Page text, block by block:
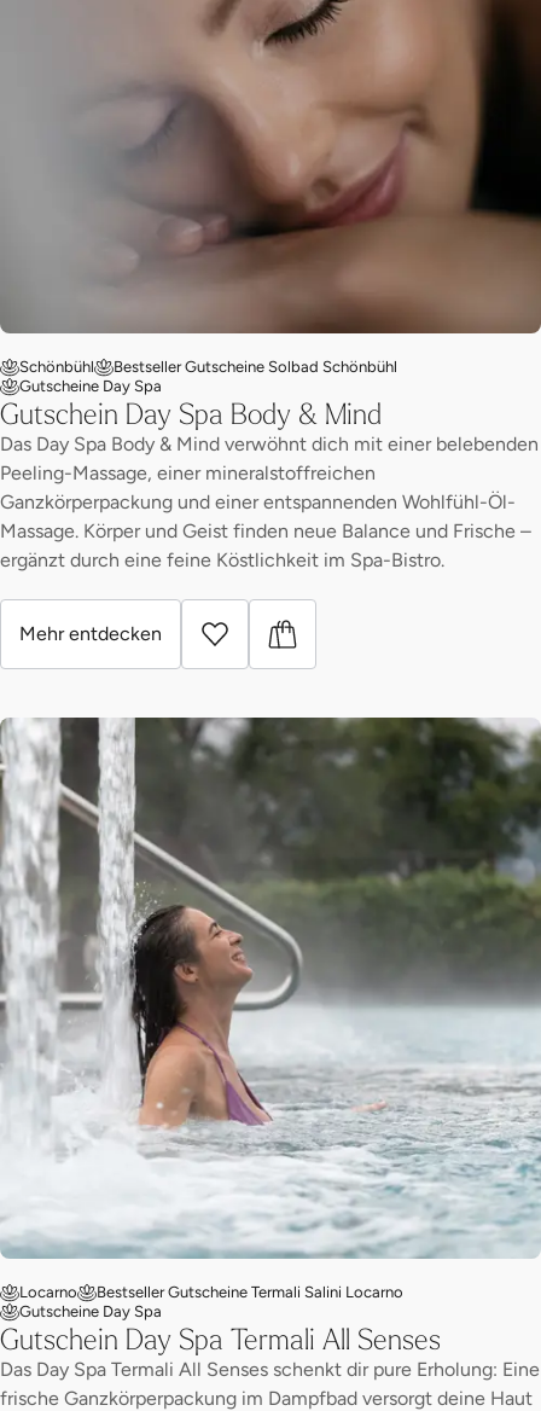
Schönbühl
Bestseller Gutscheine Solbad Schönbühl
Gutscheine Day Spa
Gutschein Day Spa Body & Mind
Das Day Spa Body & Mind verwöhnt dich mit einer belebenden
Peeling-Massage, einer mineralstoffreichen
Ganzkörperpackung und einer entspannenden Wohlfühl-Öl-
Massage. Körper und Geist finden neue Balance und Frische –
ergänzt durch eine feine Köstlichkeit im Spa-Bistro.
Mehr entdecken
Locarno
Bestseller Gutscheine Termali Salini Locarno
Gutscheine Day Spa
Gutschein Day Spa Termali All Senses
Das Day Spa Termali All Senses schenkt dir pure Erholung: Eine
frische Ganzkörperpackung im Dampfbad versorgt deine Haut